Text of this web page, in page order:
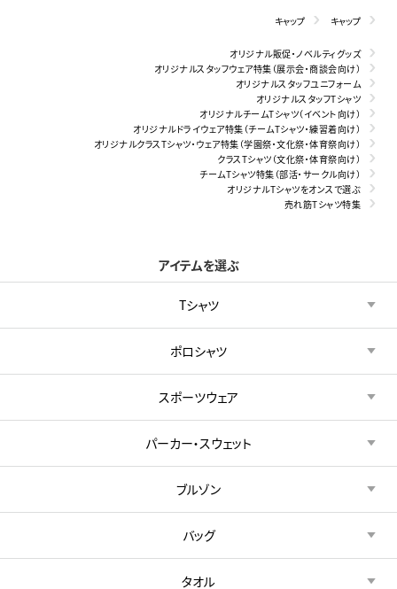
キャップ キャップ
オリジナル販促・ノベルティグッズ
オリジナルスタッフウェア特集（展示会・商談会向け）
オリジナルスタッフユニフォーム
オリジナルスタッフTシャツ
オリジナルチームTシャツ（イベント向け）
オリジナルドライウェア特集（チームTシャツ・練習着向け）
オリジナルクラスTシャツ・ウェア特集（学園祭・文化祭・体育祭向け）
クラスTシャツ（文化祭・体育祭向け）
チームTシャツ特集（部活・サークル向け）
オリジナルTシャツをオンスで選ぶ
売れ筋Tシャツ特集
アイテムを選ぶ
Tシャツ
ポロシャツ
スポーツウェア
パーカー・スウェット
ブルゾン
バッグ
タオル